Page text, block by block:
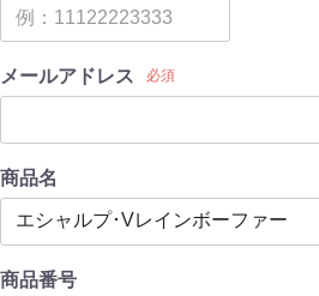
メールアドレス 必須
商品名
商品番号